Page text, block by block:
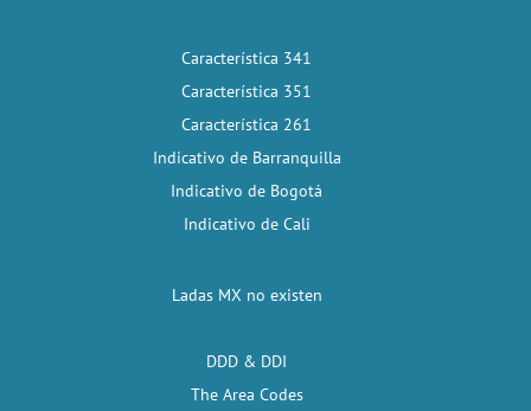
Característica 341
Característica 351
Característica 261
Indicativo de Barranquilla
Indicativo de Bogotá
Indicativo de Cali
Ladas MX no existen
DDD & DDI
The Area Codes